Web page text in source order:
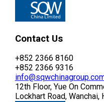
Contact Us
+852 2366 8160
+852 2366 9316
12th Floor, Yue On
Lockhart Road, Wanchai,